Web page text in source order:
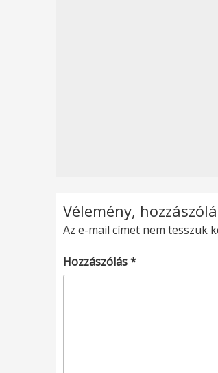
Vélemény,
Az e-mail címet nem tesszük
Hozzászólás*